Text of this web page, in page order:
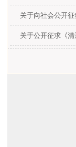
关于向社会公开
关于公开征求《